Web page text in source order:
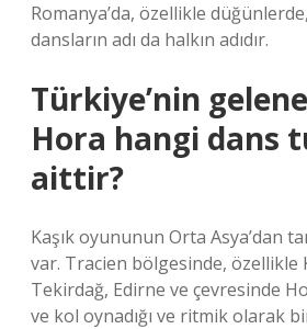
Romanya’da, özellikle
dansların adı da halkın adıdır.
Türkiye’nin
Hora hangi dans
aittir?
Kaşık oyununun Orta Asya’dan
var. Tracien bölgesinde, özellikle
Tekirdağ, Edirne ve çevresinde
ve kol oynadığı ve ritmik olarak